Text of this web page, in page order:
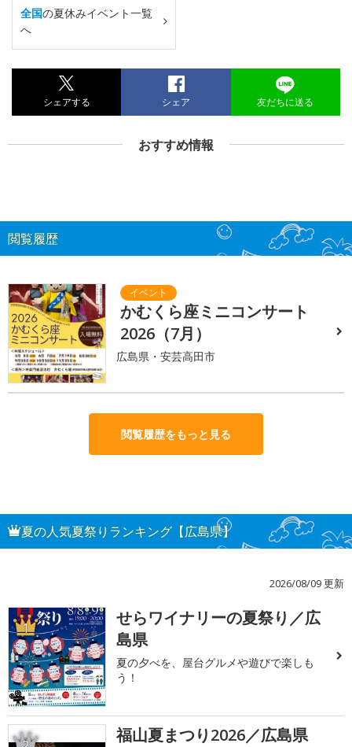
全国の夏休みイベント一覧
へ
シェアする シェア 友だちに送る
おすすめ情報
閲覧履歴
かむくら座ミニコンサート
2026（7月）
広島県・安芸高田市
閲覧履歴をもっと見る
夏の人気夏祭りランキング【広島県】
2026/08/09 更新
1
せらワイナリーの夏祭り／広
島県
夏の夕べを、屋台グルメや遊びで楽しも
う！
福山夏まつり2026／広島県